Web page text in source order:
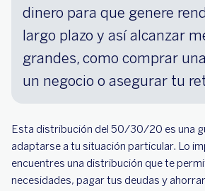
dinero para que genere
largo plazo y así alcanzar
grandes, como comprar
un negocio o asegurar tu
Esta distribución del 50/30/20 es una
adaptarse a tu situación particular. Lo
encuentres una distribución que te
necesidades, pagar tus deudas y